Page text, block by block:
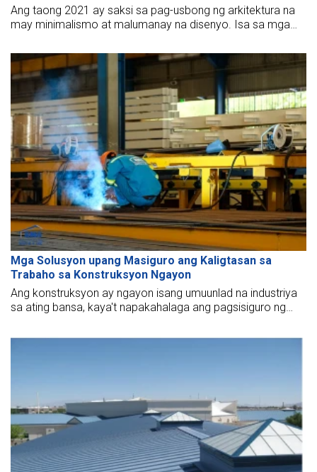
Ang taong 2021 ay saksi sa pag-usbong ng arkitektura na
may minimalismo at malumanay na disenyo. Isa sa mga
palapag na pre-engineered steel frame na bahay. Ano ang
mga kapansin-pansing tampok ng 2-palapag na steel
building frame na nagpasikat dito? Tuklasin natin ang BMB
steel upang mas maunawaan ang artikulong nasa ibaba.
Mga Solusyon upang Masiguro ang Kaligtasan sa
Trabaho sa Konstruksyon Ngayon
Ang konstruksyon ay ngayon isang umuunlad na industriya
sa ating bansa, kaya't napakahalaga ang pagsisiguro ng
gawin ng mga kumpanya upang masiguro ang kaligtasan sa